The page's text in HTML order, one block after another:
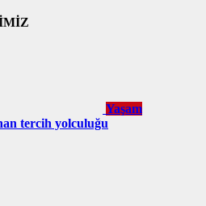
Yaşam
tercih yolculuğu